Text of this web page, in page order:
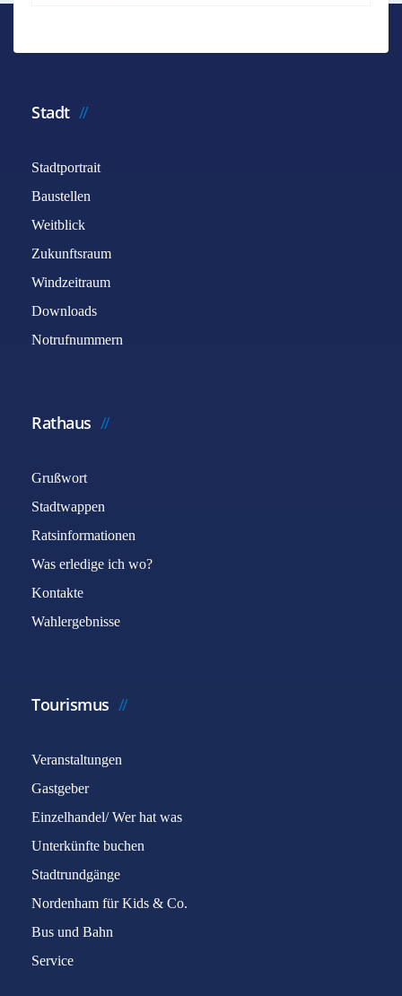
*Benötigtes Feld
E-Mail*
Nachricht
Captcha*
E-Mail senden
Stadt
Stadtportrait
Baustellen
Weitblick
Zukunftsraum
Windzeitraum
Downloads
Notrufnummern
Rathaus
Grußwort
Stadtwappen
Ratsinformationen
Was erledige ich wo?
Kontakte
Wahlergebnisse
Tourismus
Veranstaltungen
Gastgeber
Einzelhandel/ Wer hat was
Unterkünfte buchen
Stadtrundgänge
Nordenham für Kids & Co.
Bus und Bahn
Service